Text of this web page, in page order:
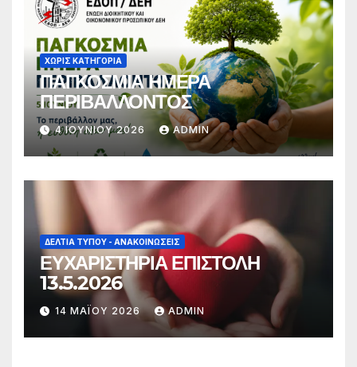
ΧΩΡΊΣ ΚΑΤΗΓΟΡΊΑ
ΠΑΓΚΟΣΜΙΑ ΗΜΕΡΑ
ΠΕΡΙΒΑΛΛΟΝΤΟΣ
4 ΙΟΥΝΊΟΥ 2026 ADMIN
ΔΕΛΤΊΑ ΤΎΠΟΥ - ΑΝΑΚΟΙΝΏΣΕΙΣ
ΕΥΧΑΡΙΣΤΗΡΙΑ ΕΠΙΣΤΟΛΗ
13.5.2026
14 ΜΑΪ́ΟΥ 2026 ADMIN